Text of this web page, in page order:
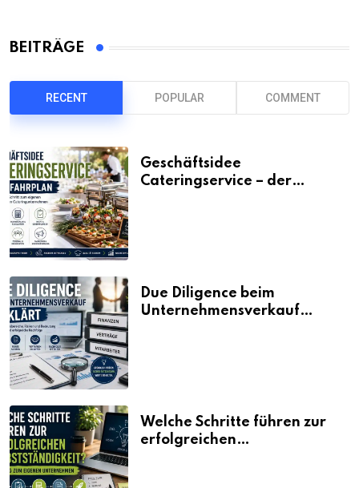
BEITRÄGE
RECENT POPULAR COMMENT
Geschäftsidee
Cateringservice – der
Due Diligence beim
Unternehmensverkauf
Welche Schritte führen zur
erfolgreichen